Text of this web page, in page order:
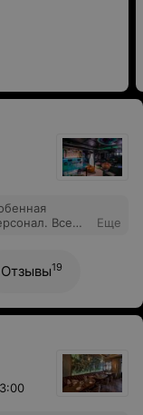
Всем
Еще
Отзывы19